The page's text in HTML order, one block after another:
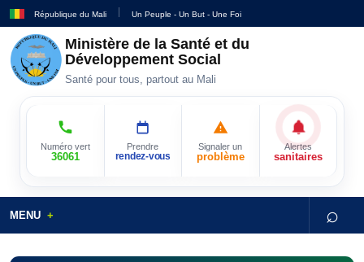
République du Mali Un Peuple - Un But - Une Foi
Ministère de la Santé et du
Développement Social
Santé pour tous, partout au Mali
Numéro vert
36061
Prendre
rendez-vous
Signaler un
problème
Alertes
sanitaires
MENU ⌕